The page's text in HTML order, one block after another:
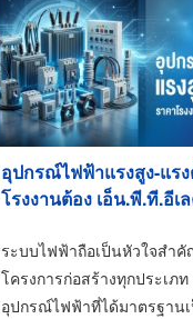
อุปกรณ์ไฟฟ้าแรงสูง-แร
โรงงานต้อง เอ็น.พี.ที.อีเ
ระบบไฟฟ้าถือเป็นหัวใจสำ
โครงการก่อสร้างทุกประเภท
อุปกรณ์ไฟฟ้าที่ได้มาตรฐาน